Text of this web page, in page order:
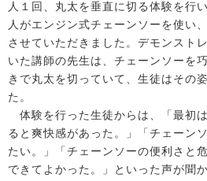
人１回、丸太を垂直に切る体験を行
人がエンジン式チェーンソーを使い
させていただきました。デモンスト
いた講師の先生は、チェーンソーを
きで丸太を切っていて、生徒はその
た。
体験を行った生徒からは、「最初
ると爽快感があった。」「チェーン
たい。」「チェーンソーの便利さと
できてよかった。」といった声が聞